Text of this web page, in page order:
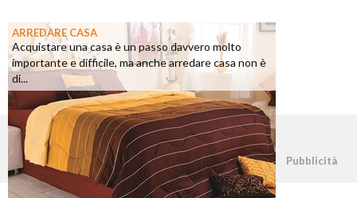
ARREDARE CASA
Acquistare una casa è un passo davvero molto
importante e difficile, ma anche arredare casa non è
di...
©2026 - casapratica.net - p.iva 03338800984 Pubblicità